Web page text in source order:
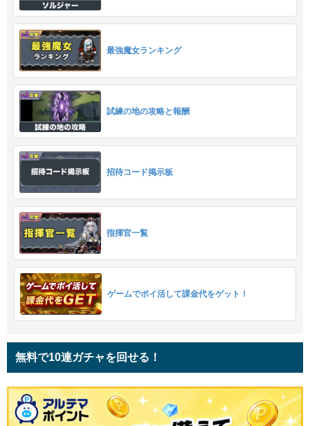
最強魔女ランキング
試練の地の攻略と報酬
招待コード掲示板
指揮官一覧
ゲームでポイ活して課金代をゲット！
無料で10連ガチャを回せる！